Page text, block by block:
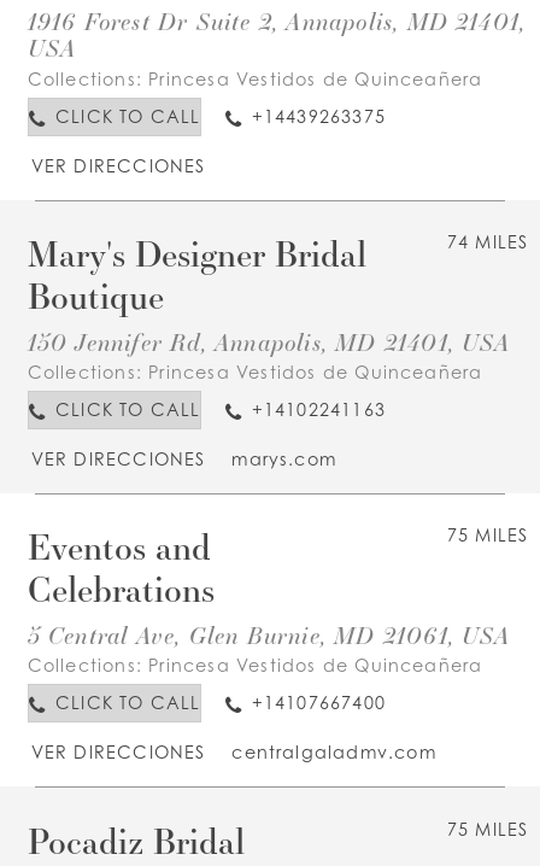
1916 Forest Dr Suite 2, Annapolis, MD 21401,
USA
Collections: Princesa Vestidos de Quinceañera
CLICK TO CALL
+14439263375
VER DIRECCIONES
74 MILES
Mary's Designer Bridal
Boutique
150 Jennifer Rd, Annapolis, MD 21401, USA
Collections: Princesa Vestidos de Quinceañera
CLICK TO CALL
+14102241163
VER DIRECCIONES marys.com
75 MILES
Eventos and
Celebrations
5 Central Ave, Glen Burnie, MD 21061, USA
Collections: Princesa Vestidos de Quinceañera
CLICK TO CALL
+14107667400
VER DIRECCIONES centralgaladmv.com
75 MILES
Pocadiz Bridal